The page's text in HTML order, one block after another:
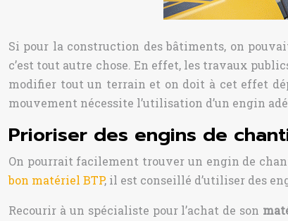
Si pour la construction des bâtiments, on
c’est tout autre chose. En effet, les travaux
modifier tout un terrain et on doit à cet effet
mouvement nécessite l’utilisation d’un engin
Prioriser des engins de
On pourrait facilement trouver un engin de
bon matériel BTP, il est conseillé d’utiliser des
Recourir à un spécialiste pour l’achat de son